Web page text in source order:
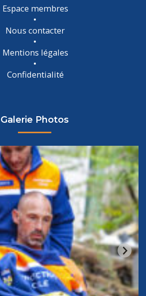
Espace membres
Nous contacter
Mentions légales
Confidentialité
Galerie Photos